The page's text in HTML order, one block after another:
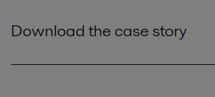
Download the case story